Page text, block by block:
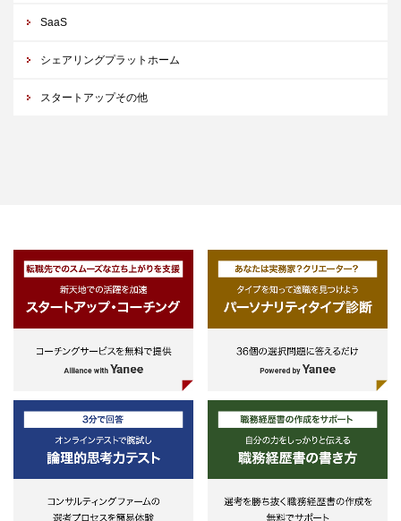
SaaS
シェアリングプラットホーム
スタートアップその他